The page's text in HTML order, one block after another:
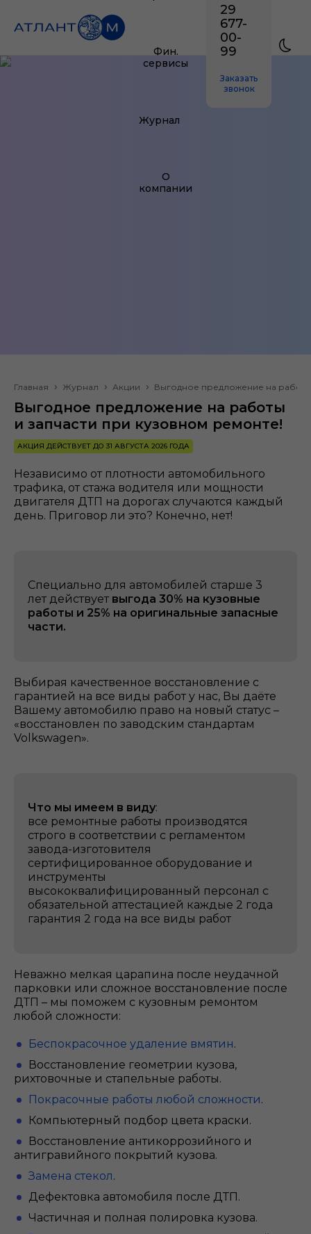
Фин.
сервисы
Журнал
О
компании
29
677-
00-
99
Заказать
звонок
Главная Журнал Акции Выгодное предложение на
Выгодное предложение на работы
и запчасти при кузовном ремонте!
АКЦИЯ ДЕЙСТВУЕТ ДО 31 АВГУСТА 2026 ГОДА
Независимо от плотности автомобильного
трафика, от стажа водителя или мощности
двигателя ДТП на дорогах случаются каждый
день. Приговор ли это? Конечно, нет!
Специально для автомобилей старше 3
лет действует выгода 30% на кузовные
работы и 25% на оригинальные запасные
части.
Выбирая качественное восстановление с
гарантией на все виды работ у нас, Вы даёте
Вашему автомобилю право на новый статус –
«восстановлен по заводским стандартам
Volkswagen».
Что мы имеем в виду:
все ремонтные работы производятся
строго в соответствии с регламентом
завода-изготовителя
сертифицированное оборудование и
инструменты
высококвалифицированный персонал с
обязательной аттестацией каждые 2 года
гарантия 2 года на все виды работ
Неважно мелкая царапина после неудачной
парковки или сложное восстановление после
ДТП – мы поможем с кузовным ремонтом
любой сложности:
Беспокрасочное удаление вмятин.
Восстановление геометрии кузова,
рихтовочные и стапельные работы.
Покрасочные работы любой сложности.
Компьютерный подбор цвета краски.
Восстановление антикоррозийного и
антигравийного покрытий кузова.
Замена стекол.
Дефектовка автомобиля после ДТП.
Частичная и полная полировка кузова.